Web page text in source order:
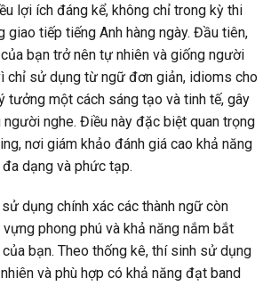
lợi ích đáng kể, không chỉ trong kỳ thi
giao tiếp tiếng Anh hàng ngày. Đầu tiên,
bạn trở nên tự nhiên và giống người
chỉ sử dụng từ ngữ đơn giản, idioms cho
tưởng một cách sáng tạo và tinh tế, gây
nghe. Điều này đặc biệt quan trọng
nơi giám khảo đánh giá cao khả năng
dạng và phức tạp.
dụng chính xác các thành ngữ còn
phong phú và khả năng nắm bắt
bạn. Theo thống kê, thí sinh sử dụng
và phù hợp có khả năng đạt band